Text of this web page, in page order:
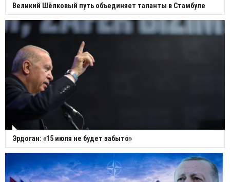
Великий Шёлковый путь объединяет таланты в Стамбуле
Эрдоган: «15 июля не будет забыто»